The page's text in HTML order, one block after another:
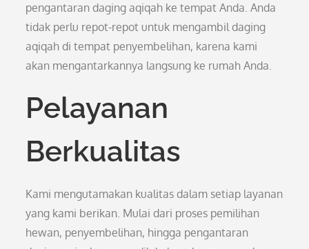
pengantaran daging aqiqah ke tempat Anda. Anda
tidak perlu repot-repot untuk mengambil daging
aqiqah di tempat penyembelihan, karena kami
akan mengantarkannya langsung ke rumah Anda.
Pelayanan
Berkualitas
Kami mengutamakan kualitas dalam setiap layanan
yang kami berikan. Mulai dari proses pemilihan
hewan, penyembelihan, hingga pengantaran